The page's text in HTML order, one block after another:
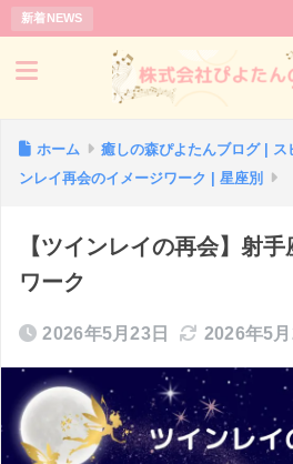
新着NEWS
ホーム 癒しの森ぴよたんブログ | ス
ンレイ再会のイメージワーク | 星座別
【ツインレイの再会】射
ワーク
2026年5月23日 2026年5月